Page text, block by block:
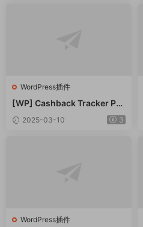
WordPress插件
[WP] Cashback Tracker Pro
v2.6.4 退款追蹤器插件下載
2025-03-10 3
WordPress插件